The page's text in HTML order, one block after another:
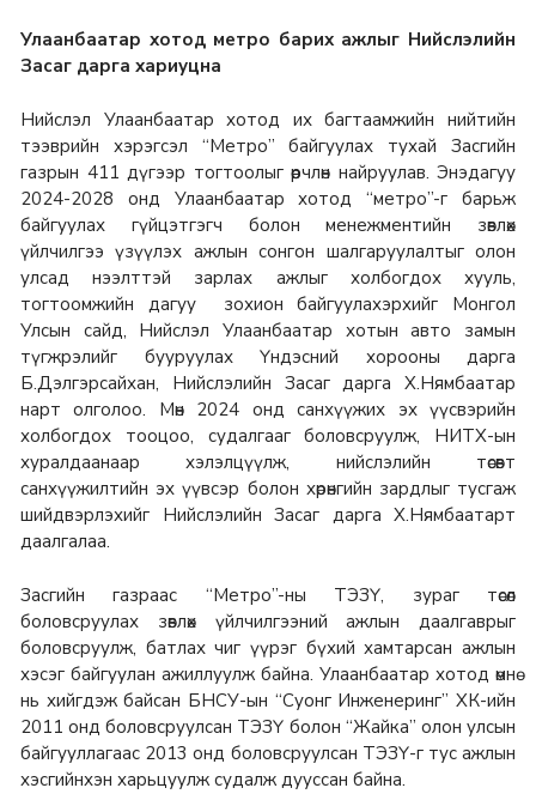
Улаанбаатар хотод метро барих ажлыг Нийслэлийн
Засаг дарга хариуцна
Нийслэл Улаанбаатар хотод их багтаамжийн нийтийн
тээврийн хэрэгсэл “Метро” байгуулах тухай Засгийн
газрын 411 дүгээр тогтоолыг өөрчлөн найруулав. Энэдагуу
2024-2028 онд Улаанбаатар хотод “метро”-г барьж
байгуулах гүйцэтгэгч болон менежментийн зөвлөх
үйлчилгээ үзүүлэх ажлын сонгон шалгаруулалтыг олон
улсад нээлттэй зарлах ажлыг холбогдох хууль,
тогтоомжийн дагуу зохион байгуулахэрхийг Монгол
Улсын сайд, Нийслэл Улаанбаатар хотын авто замын
түгжрэлийг бууруулах Үндэсний хорооны дарга
Б.Дэлгэрсайхан, Нийслэлийн Засаг дарга Х.Нямбаатар
нарт олголоо. Мөн 2024 онд санхүүжих эх үүсвэрийн
холбогдох тооцоо, судалгааг боловсруулж, НИТХ-ын
хуралдаанаар хэлэлцүүлж, нийслэлийн төсөвт
санхүүжилтийн эх үүвсэр болон хөрөнгийн зардлыг тусгаж
шийдвэрлэхийг Нийслэлийн Засаг дарга Х.Нямбаатарт
даалгалаа.
Засгийн газраас “Метро”-ны ТЭЗҮ, зураг төсөл
боловсруулах зөвлөх үйлчилгээний ажлын даалгаврыг
боловсруулж, батлах чиг үүрэг бүхий хамтарсан ажлын
хэсэг байгуулан ажиллуулж байна. Улаанбаатар хотод өмнө
нь хийгдэж байсан БНСУ-ын “Суонг Инженеринг” ХК-ийн
2011 онд боловсруулсан ТЭЗҮ болон “Жайка” олон улсын
байгууллагаас 2013 онд боловсруулсан ТЭЗҮ-г тус ажлын
хэсгийнхэн харьцуулж судалж дууссан байна.